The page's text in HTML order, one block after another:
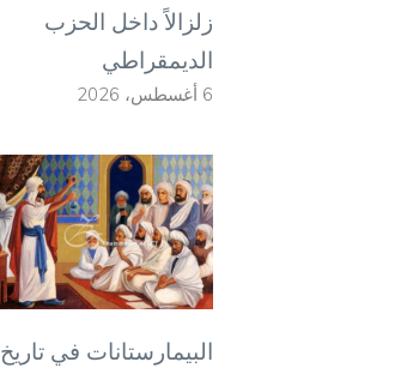
زلزالاً داخل الحزب
الديمقراطي
6 أغسطس، 2026
البيمارستانات في تاريخ